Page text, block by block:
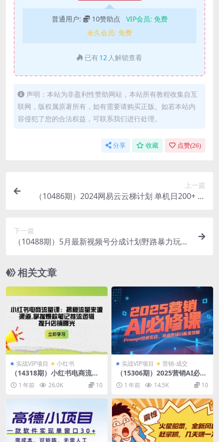
普通用户: 10赞助点 VIP会员: 免费
永久会员: 免费
已有 12 人解锁查看
声明：本站为非盈利性赞助网站，本站所有教程收集自互
联网，版权属原著所有，如有需要请购买正版。如若本站内
容侵犯了您的合法权益，可联系我们进行处理。
分享 收藏 点赞(26)
上一篇
（10486期）2024网易云云梯计划 单机日200+ 无
下一篇
（10488期）5月最新视频号分成计划野路暴力玩
相关文章
实战VIP项目 小红书
（14318期）小红书电商流量
课：揭秘流量来源渠道,掌握爆
款笔记推流逻辑,提升店铺曝光
1 年前 26.0K 10
实战VIP项目 营销-成交
（15306期）2025营销AI必修
课，业务拆解逻辑，Prompt
技术实战，竞品市场分析全攻
1 年前 14.5K 10